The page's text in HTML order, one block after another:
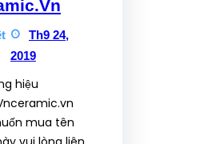
Th9 24,
2019
hiệu
mua tên